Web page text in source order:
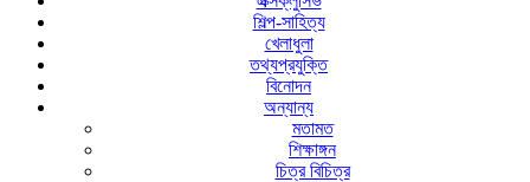
শিল্প-সাহিত্য
খেলাধুলা
তথ্যপ্রযুক্তি
বিনোদন
অন্যান্য
মতামত
শিক্ষাঙ্গন
চিত্র বিচিত্র